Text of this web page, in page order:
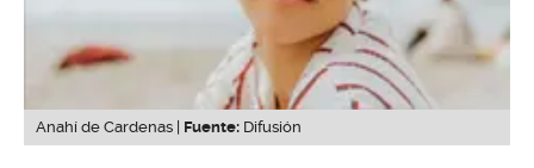
Anahí de Cardenas | Fuente: Difusión